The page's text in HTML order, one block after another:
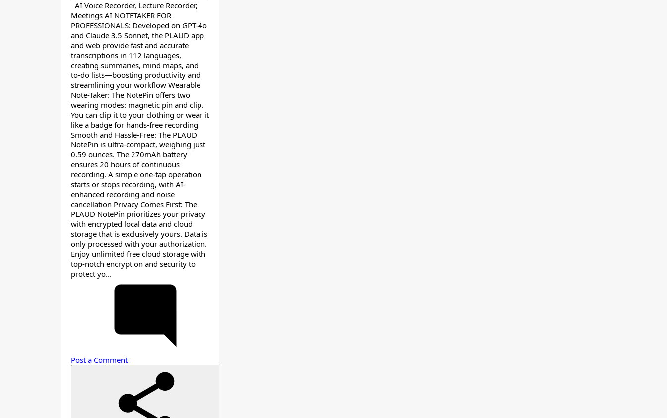
AI Voice Recorder, Lecture Recorder,
Meetings AI NOTETAKER FOR
PROFESSIONALS: Developed on GPT-4o
and Claude 3.5 Sonnet, the PLAUD app
and web provide fast and accurate
transcriptions in 112 languages,
creating summaries, mind maps, and
to-do lists—boosting productivity and
streamlining your workflow Wearable
Note-Taker: The NotePin offers two
wearing modes: magnetic pin and clip.
You can clip it to your clothing or wear it
like a badge for hands-free recording
Smooth and Hassle-Free: The PLAUD
NotePin is ultra-compact, weighing just
0.59 ounces. The 270mAh battery
ensures 20 hours of continuous
recording. A simple one-tap operation
starts or stops recording, with AI-
enhanced recording and noise
cancellation Privacy Comes First: The
PLAUD NotePin prioritizes your privacy
with encrypted local data and cloud
storage that is exclusively yours. Data is
only processed with your authorization.
Enjoy unlimited free cloud storage with
top-notch encryption and security to
protect yo...
Post a Comment